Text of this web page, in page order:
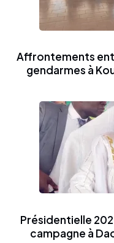
Affrontements
gendarmes à
Présidentielle
campagne à